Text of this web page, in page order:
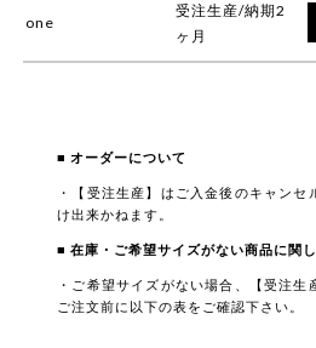
one
受注生産/納期2
ヶ月
■ オーダーについて
・【受注生産】はご入金後のキャンセ
け出来かねます。
■ 在庫・ご希望サイズがない商品に関
・ご希望サイズがない場合、【受注生
ご注文前に以下の表をご確認下さい。